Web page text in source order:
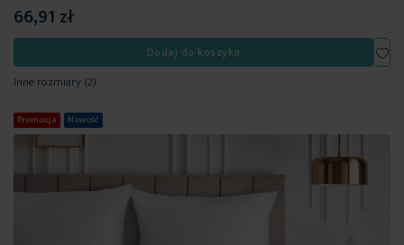
66,91 zł
Dodaj do koszyka
Inne rozmiary(2)
Promocja Nowość